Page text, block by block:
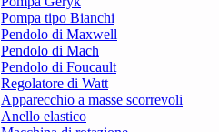
Pompa tipo Bianchi
Pendolo di Maxwell
Pendolo di Mach
Pendolo di Foucault
Regolatore di Watt
Apparecchio a masse scorrevoli
Anello elastico